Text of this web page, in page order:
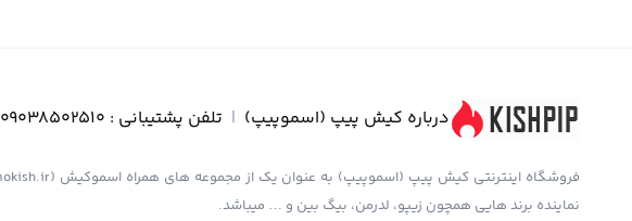
درباره کیش پیپ (اسموپیپ) | تلفن پشتیبانی : 09038502510
نماینده برند هایی همچون زیپو، لدرمن، بیگ بین و … میباشد.